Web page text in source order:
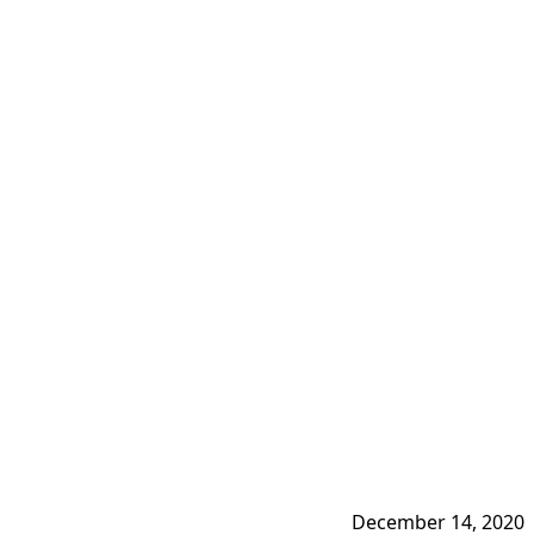
December 14, 2020